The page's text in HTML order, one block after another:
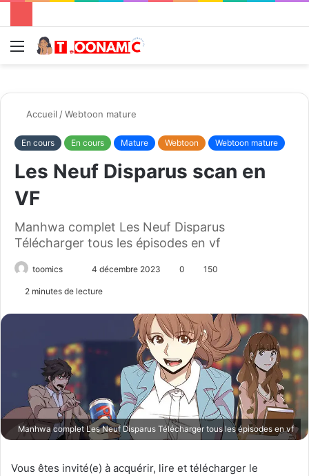
Menu
Accueil /Webtoon mature
En cours En cours Mature Webtoon Webtoon mature
Les Neuf Disparus scan en
VF
Manhwa complet Les Neuf Disparus
Télécharger tous les épisodes en vf
toomics
n
e
r
u
n
c
o
r
4 décembre 2023 0 150
2 minutes de lecture
Manhwa complet Les Neuf Disparus Télécharger tous les épisodes en vf
Vous êtes invité(e) à acquérir, lire et télécharger le